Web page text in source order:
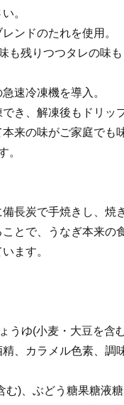
。
ンドのたれを使用。
も残りつつタレの味
速冷凍機を導入。
き、解凍後もドリッ
来の味がご家庭でも
。
長炭で手焼きし、焼
とで、うなぎ本来の
ます。
うゆ(小麦・大豆を含
、カラメル色素、調
む)、ぶどう糖果糖液